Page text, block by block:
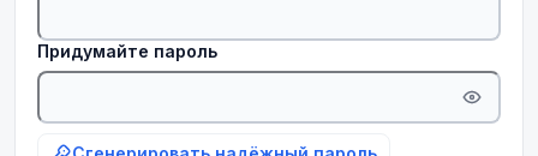
Придумайте пароль